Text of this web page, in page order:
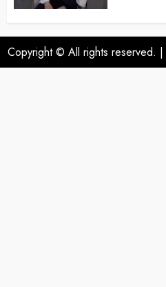
Copyright © All rights reserved. |